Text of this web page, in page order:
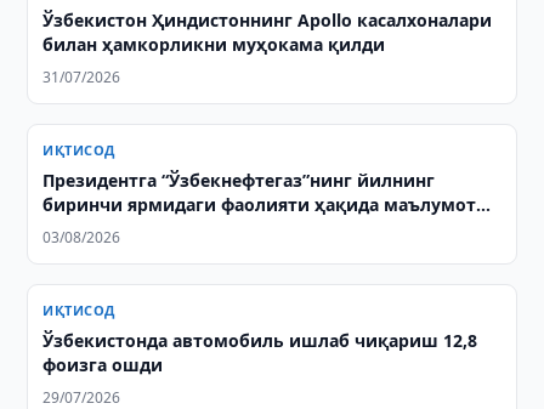
Ўзбекистон Ҳиндистоннинг Apollo касалхоналари
билан ҳамкорликни муҳокама қилди
31/07/2026
ИҚТИСОД
Президентга “Ўзбекнефтегаз”нинг йилнинг
биринчи ярмидаги фаолияти ҳақида маълумот
берилди
03/08/2026
ИҚТИСОД
Ўзбекистонда автомобиль ишлаб чиқариш 12,8
фоизга ошди
29/07/2026